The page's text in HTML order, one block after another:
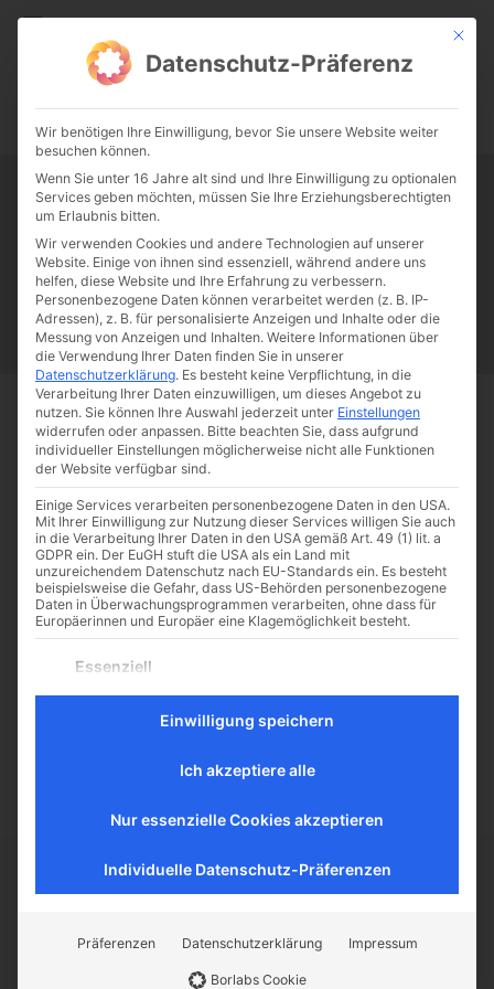
CATHWALK.DE
0:00 -:--
Tag:Karlsbader Beschlüsse
Papst Franziskus Ehe Sex Liebe Familie
Katholizismus
Franziskus
50 Jahre Humanae vitae Katholische Kirche
Alles Walzer! Wien zur
Ballsaison
am 23. Feber auch in diesem Jahr
in den Räumlichkeiten der Wiener
Staatsoper der Opernball
Start Schlagworte Karlsbader Beschlüsse
CATHWALK.DE
Der Cathwalk ist ein Herzensanliegen von
Mit
Datenschutz-Präferenz
Wir benötigen Ihre Einwilligung, bevor Sie unsere Website weiter
besuchen können.
Wenn Sie unter 16 Jahre alt sind und Ihre Einwilligung zu optionalen
Services geben möchten, müssen Sie Ihre Erziehungsberechtigten
um Erlaubnis bitten.
Wir verwenden Cookies und andere Technologien auf unserer
Website. Einige von ihnen sind essenziell, während andere uns
helfen, diese Website und Ihre Erfahrung zu verbessern.
Personenbezogene Daten können verarbeitet werden (z. B. IP-
Adressen), z. B. für personalisierte Anzeigen und Inhalte oder die
Messung von Anzeigen und Inhalten. Weitere Informationen über
die Verwendung Ihrer Daten finden Sie in unserer
Datenschutzerklärung. Es besteht keine Verpflichtung, in die
Verarbeitung Ihrer Daten einzuwilligen, um dieses Angebot zu
nutzen. Sie können Ihre Auswahl jederzeit unter Einstellungen
widerrufen oder anpassen. Bitte beachten Sie, dass aufgrund
individueller Einstellungen möglicherweise nicht alle Funktionen
der Website verfügbar sind.
Einige Services verarbeiten personenbezogene Daten in den USA.
Mit Ihrer Einwilligung zur Nutzung dieser Services willigen Sie auch
in die Verarbeitung Ihrer Daten in den USA gemäß Art. 49 (1) lit. a
GDPR ein. Der EuGH stuft die USA als ein Land mit
unzureichendem Datenschutz nach EU-Standards ein. Es besteht
beispielsweise die Gefahr, dass US-Behörden personenbezogene
Daten in Überwachungsprogrammen verarbeiten, ohne dass für
Europäerinnen und Europäer eine Klagemöglichkeit besteht.
Es folgt eine Liste der Service-Gruppen, für die eine
Essenziell
Website erforderlich.
Statistik-Cookies sammeln Nutzungsdaten, die uns
Website umgehen.
Inhalte von Videoplattformen und Social-Media-Plattformen
Einwilligung speichern
Ich akzeptiere alle
Nur essenzielle Cookies akzeptieren
Individuelle Datenschutz-Präferenzen
Präferenzen Datenschutzerklärung Impressum
Borlabs Cookie